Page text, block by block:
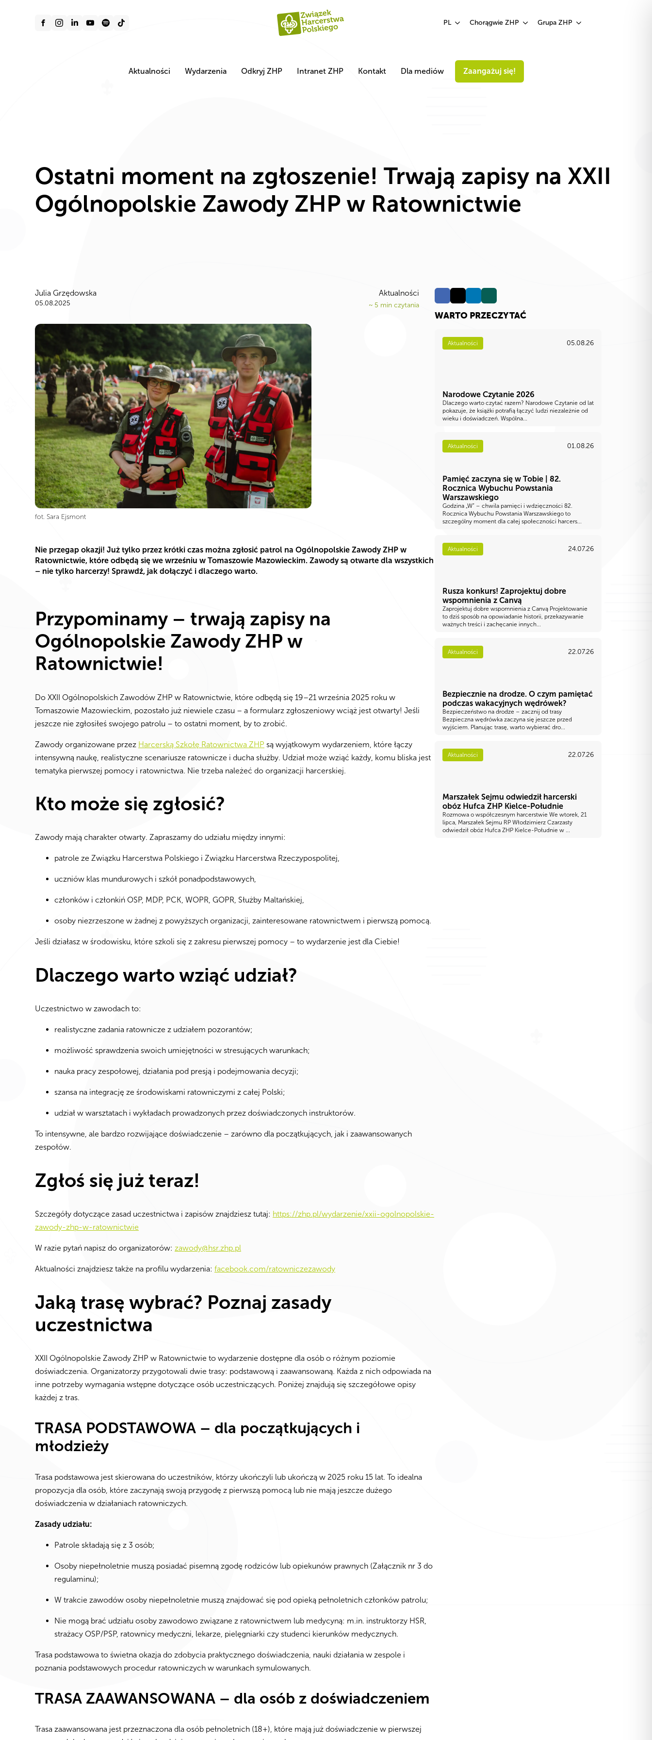
PL Chorągwie ZHP Grupa ZHP
Aktualności Wydarzenia Odkryj ZHP Intranet ZHP Kontakt Dla mediów Zaangażuj się!
Ostatni moment na zgłoszenie! Trwają zapisy na XXII
Ogólnopolskie Zawody ZHP w Ratownictwie
Julia Grzędowska
05.08.2025
Aktualności
~ 5 min czytania
fot. Sara Ejsmont
Nie przegap okazji! Już tylko przez krótki czas można zgłosić patrol na Ogólnopolskie Zawody ZHP w
Ratownictwie, które odbędą się we wrześniu w Tomaszowie Mazowieckim. Zawody są otwarte dla wszystkich
– nie tylko harcerzy! Sprawdź, jak dołączyć i dlaczego warto.
Przypominamy – trwają zapisy na
Ogólnopolskie Zawody ZHP w
Ratownictwie!
Do XXII Ogólnopolskich Zawodów ZHP w Ratownictwie, które odbędą się 19–21 września 2025 roku w
Tomaszowie Mazowieckim, pozostało już niewiele czasu – a formularz zgłoszeniowy wciąż jest otwarty! Jeśli
jeszcze nie zgłosiłeś swojego patrolu – to ostatni moment, by to zrobić.
Zawody organizowane przez Harcerską Szkołę Ratownictwa ZHP są wyjątkowym wydarzeniem, które łączy
intensywną naukę, realistyczne scenariusze ratownicze i ducha służby. Udział może wziąć każdy, komu bliska jest
tematyka pierwszej pomocy i ratownictwa. Nie trzeba należeć do organizacji harcerskiej.
Kto może się zgłosić?
Zawody mają charakter otwarty. Zapraszamy do udziału między innymi:
patrole ze Związku Harcerstwa Polskiego i Związku Harcerstwa Rzeczypospolitej,
uczniów klas mundurowych i szkół ponadpodstawowych,
członków i członkiń OSP, MDP, PCK, WOPR, GOPR, Służby Maltańskiej,
osoby niezrzeszone w żadnej z powyższych organizacji, zainteresowane ratownictwem i pierwszą pomocą.
Jeśli działasz w środowisku, które szkoli się z zakresu pierwszej pomocy – to wydarzenie jest dla Ciebie!
Dlaczego warto wziąć udział?
Uczestnictwo w zawodach to:
realistyczne zadania ratownicze z udziałem pozorantów;
możliwość sprawdzenia swoich umiejętności w stresujących warunkach;
nauka pracy zespołowej, działania pod presją i podejmowania decyzji;
szansa na integrację ze środowiskami ratowniczymi z całej Polski;
udział w warsztatach i wykładach prowadzonych przez doświadczonych instruktorów.
To intensywne, ale bardzo rozwijające doświadczenie – zarówno dla początkujących, jak i zaawansowanych
zespołów.
Zgłoś się już teraz!
Szczegóły dotyczące zasad uczestnictwa i zapisów znajdziesz tutaj: https://zhp.pl/wydarzenie/xxii-ogolnopolskie-
zawody-zhp-w-ratownictwie
W razie pytań napisz do organizatorów: zawody@hsr.zhp.pl
Aktualności znajdziesz także na profilu wydarzenia: facebook.com/ratowniczezawody
Jaką trasę wybrać? Poznaj zasady
uczestnictwa
XXII Ogólnopolskie Zawody ZHP w Ratownictwie to wydarzenie dostępne dla osób o różnym poziomie
doświadczenia. Organizatorzy przygotowali dwie trasy: podstawową i zaawansowaną. Każda z nich odpowiada na
inne potrzeby wymagania wstępne dotyczące osób uczestniczących. Poniżej znajdują się szczegółowe opisy
każdej z tras.
TRASA PODSTAWOWA – dla początkujących i
młodzieży
Trasa podstawowa jest skierowana do uczestników, którzy ukończyli lub ukończą w 2025 roku 15 lat. To idealna
propozycja dla osób, które zaczynają swoją przygodę z pierwszą pomocą lub nie mają jeszcze dużego
doświadczenia w działaniach ratowniczych.
Zasady udziału:
Patrole składają się z 3 osób;
Osoby niepełnoletnie muszą posiadać pisemną zgodę rodziców lub opiekunów prawnych (Załącznik nr 3 do
regulaminu);
W trakcie zawodów osoby niepełnoletnie muszą znajdować się pod opieką pełnoletnich członków patrolu;
Nie mogą brać udziału osoby zawodowo związane z ratownictwem lub medycyną: m.in. instruktorzy HSR,
strażacy OSP/PSP, ratownicy medyczni, lekarze, pielęgniarki czy studenci kierunków medycznych.
Trasa podstawowa to świetna okazja do zdobycia praktycznego doświadczenia, nauki działania w zespole i
poznania podstawowych procedur ratowniczych w warunkach symulowanych.
TRASA ZAAWANSOWANA – dla osób z doświadczeniem
Trasa zaawansowana jest przeznaczona dla osób pełnoletnich (18+), które mają już doświadczenie w pierwszej
WARTO PRZECZYTAĆ
Aktualności 05.08.26
Narodowe Czytanie 2026
Dlaczego warto czytać razem? Narodowe Czytanie od lat
pokazuje, że książki potrafią łączyć ludzi niezależnie od
wieku i doświadczeń. Wspólna...
Aktualności 01.08.26
Pamięć zaczyna się w Tobie | 82.
Rocznica Wybuchu Powstania
Warszawskiego
Godzina „W” – chwila pamięci i wdzięczności 82.
Rocznica Wybuchu Powstania Warszawskiego to
szczególny moment dla całej społeczności harcers...
Aktualności 24.07.26
Rusza konkurs! Zaprojektuj dobre
wspomnienia z Canvą
Zaprojektuj dobre wspomnienia z Canvą Projektowanie
to dziś sposób na opowiadanie historii, przekazywanie
ważnych treści i zachęcanie innych...
Aktualności 22.07.26
Bezpiecznie na drodze. O czym pamiętać
podczas wakacyjnych wędrówek?
Bezpieczeństwo na drodze – zacznij od trasy
Bezpieczna wędrówka zaczyna się jeszcze przed
wyjściem. Planując trasę, warto wybierać dro...
Aktualności 22.07.26
Marszałek Sejmu odwiedził harcerski
obóz Hufca ZHP Kielce-Południe
Rozmowa o współczesnym harcerstwie We wtorek, 21
lipca, Marszałek Sejmu RP Włodzimierz Czarzasty
odwiedził obóz Hufca ZHP Kielce-Południe w ...